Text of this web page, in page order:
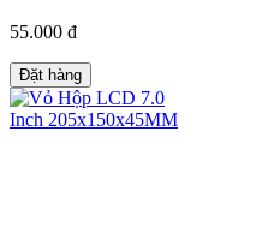
55.000 đ
Đặt hàng